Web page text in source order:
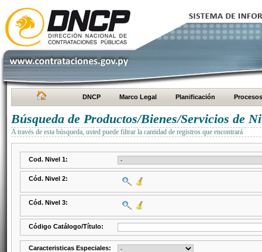
DNCP Marco Legal Planificación Procesos
Búsqueda de Productos/Bienes/Servicios de
A través de esta búsqueda, usted puede filtrar la cantidad de registros que encontrará
Cod. Nivel 1:
Cód. Nivel 2:
Cód. Nivel 3:
Código Catálogo/Título:
Caracteristicas Especiales: